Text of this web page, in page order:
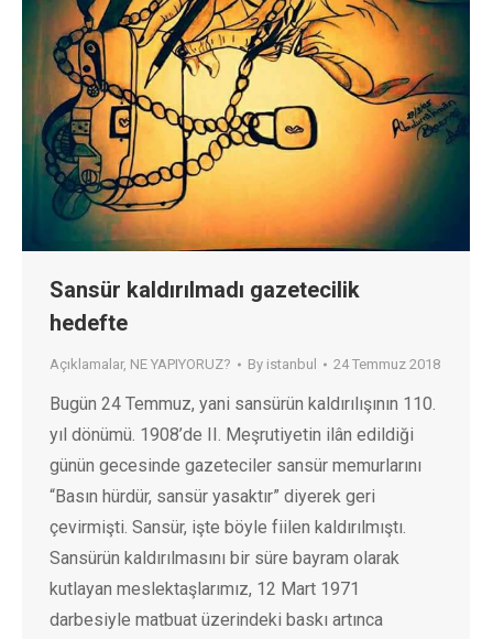
Sansür kaldırılmadı gazetecilik
hedefte
Açıklamalar, NE YAPIYORUZ? By istanbul 24 Temmuz 2018
Bugün 24 Temmuz, yani sansürün kaldırılışının 110.
yıl dönümü. 1908’de II. Meşrutiyetin ilân edildiği
günün gecesinde gazeteciler sansür memurlarını
“Basın hürdür, sansür yasaktır” diyerek geri
çevirmişti. Sansür, işte böyle fiilen kaldırılmıştı.
Sansürün kaldırılmasını bir süre bayram olarak
kutlayan meslektaşlarımız, 12 Mart 1971
darbesiyle matbuat üzerindeki baskı artınca